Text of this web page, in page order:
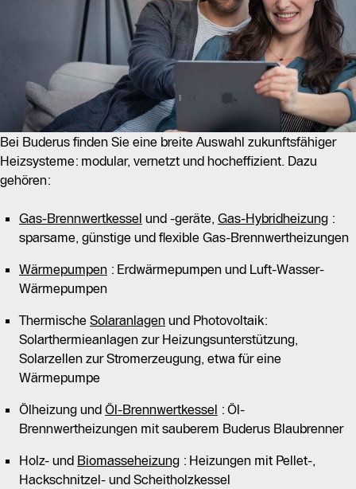
Bei Buderus finden Sie eine breite Auswahl zukunftsfähiger
Heizsysteme: modular, vernetzt und hocheffizient. Dazu
gehören:
Gas-Brennwertkessel und -geräte, Gas-Hybridheizung :
sparsame, günstige und flexible Gas-Brennwertheizungen
Wärmepumpen : Erdwärmepumpen und Luft-Wasser-
Wärmepumpen
Thermische Solaranlagen und Photovoltaik:
Solarthermieanlagen zur Heizungsunterstützung,
Solarzellen zur Stromerzeugung, etwa für eine
Wärmepumpe
Ölheizung und Öl-Brennwertkessel : Öl-
Brennwertheizungen mit sauberem Buderus Blaubrenner
Holz- und Biomasseheizung : Heizungen mit Pellet-,
Hackschnitzel- und Scheitholzkessel